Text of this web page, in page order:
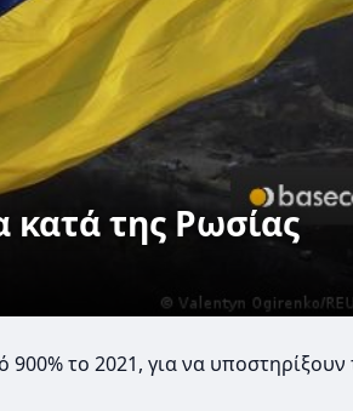
της Ρωσίας
το 2021, για να υποστηρίξουν